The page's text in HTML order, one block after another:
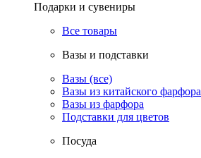
Подарки и сувениры
Все товары
Вазы и подставки
Вазы (все)
Вазы из китайского фарфора
Вазы из фарфора
Подставки для цветов
Посуда